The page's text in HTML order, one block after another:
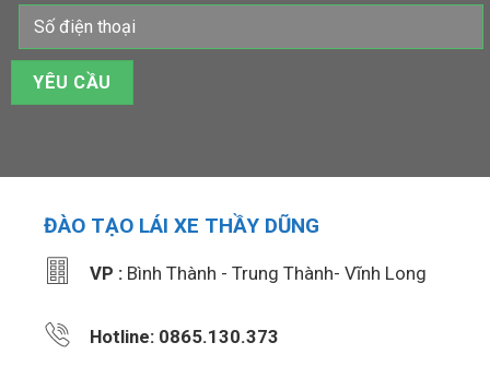
ĐÀO TẠO LÁI XE THẦY DŨNG
VP :Bình Thành - Trung Thành- Vĩnh Long
Hotline: 0865.130.373